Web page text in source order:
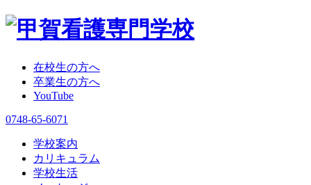
在校生の方へ
卒業生の方へ
YouTube
0748-65-6071
学校案内
カリキュラム
学校生活